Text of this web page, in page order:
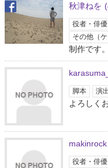
秋津ねを
役者・俳優
その他（
制作です。
脚本 演出
よろしく
makinrock
役者・俳優